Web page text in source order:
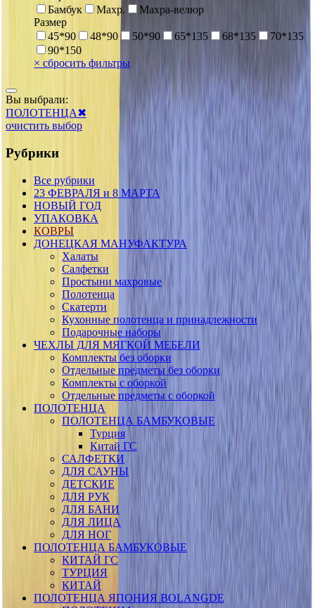
Бамбук
Махр.
Махра-велюр
Размер
45*90
48*90 50*90 65*135 68*135
70*135
90*150
× сбросить фильтры
Вы выбрали:
ПОЛОТЕНЦА✖
очистить выбор
Рубрики
Все рубрики
23 ФЕВРАЛЯ и 8 МАРТА
НОВЫЙ ГОД
УПАКОВКА
КОВРЫ
ДОНЕЦКАЯ МАНУФАКТУРА
Халаты
Салфетки
Простыни махровые
Полотенца
Скатерти
Кухонные полотенца и принадлежности
Подарочные наборы
ЧЕХЛЫ ДЛЯ МЯГКОЙ МЕБЕЛИ
Комплекты без оборки
Отдельные предметы без оборки
Комплекты с оборкой
Отдельные предметы с оборкой
ПОЛОТЕНЦА
ПОЛОТЕНЦА БАМБУКОВЫЕ
Турция
Китай ГС
САЛФЕТКИ
ДЛЯ САУНЫ
ДЕТСКИЕ
ДЛЯ РУК
ДЛЯ БАНИ
ДЛЯ ЛИЦА
ДЛЯ НОГ
ПОЛОТЕНЦА БАМБУКОВЫЕ
КИТАЙ ГС
ТУРЦИЯ
КИТАЙ
ПОЛОТЕНЦА ЯПОНИЯ BOLANGDE